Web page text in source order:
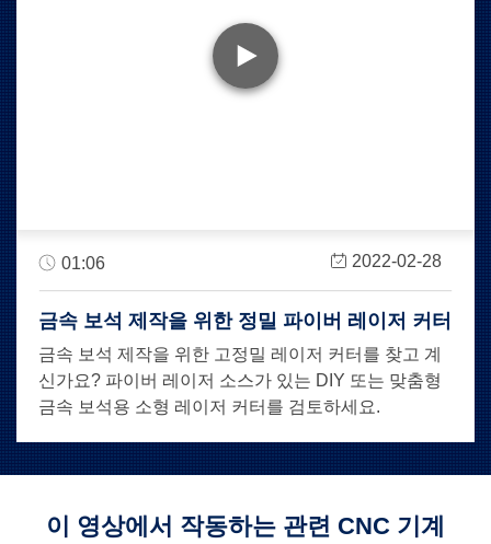
2022-02-28
01:06
금속 보석 제작을 위한 정밀 파이버 레이저 커터
금속 보석 제작을 위한 고정밀 레이저 커터를 찾고 계
신가요? 파이버 레이저 소스가 있는 DIY 또는 맞춤형
금속 보석용 소형 레이저 커터를 검토하세요.
이 영상에서 작동하는 관련 CNC 기계